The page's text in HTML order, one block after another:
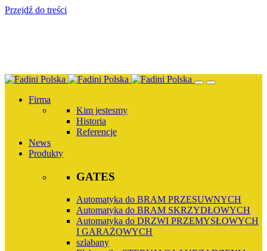
Przejdź do treści
Firma
Kim jestesmy
Historia
Referencje
News
Produkty
GATES
Automatyka do BRAM PRZESUWNYCH
Automatyka do BRAM SKRZYDŁOWYCH
Automatyka do DRZWI PRZEMYSŁOWYCH
I GARAŻOWYCH
szlabany